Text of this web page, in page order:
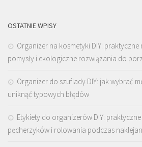
OSTATNIE WPISY
Organizer na kosmetyki DIY: praktyczne
pomysły i ekologiczne rozwiązania do
Organizer do szuflady DIY: jak wybrać
uniknąć typowych błędów
Etykiety do organizerów DIY:
pęcherzyków i rolowania podczas